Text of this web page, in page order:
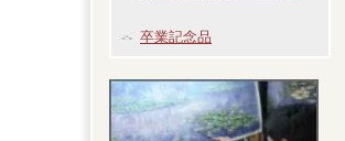
卒業記念品